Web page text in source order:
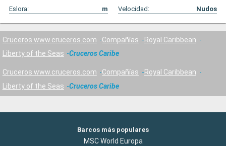
Eslora:
m Velocidad: Nudos
Cruceros www.cruceros.com Compañías
Royal Caribbean
Liberty of the Seas
Cruceros Caribe
Cruceros www.cruceros.com Compañías
Royal Caribbean
Liberty of the Seas
Cruceros Caribe
Barcos más populares
MSC World Europa